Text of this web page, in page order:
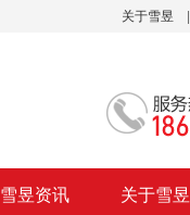
关于雪昱
雪昱资讯 关于雪昱